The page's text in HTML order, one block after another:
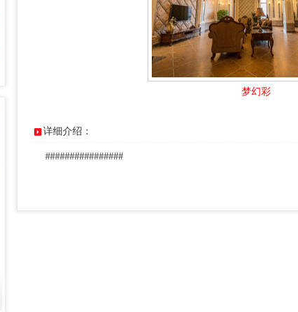
梦幻彩
详细介绍：
################